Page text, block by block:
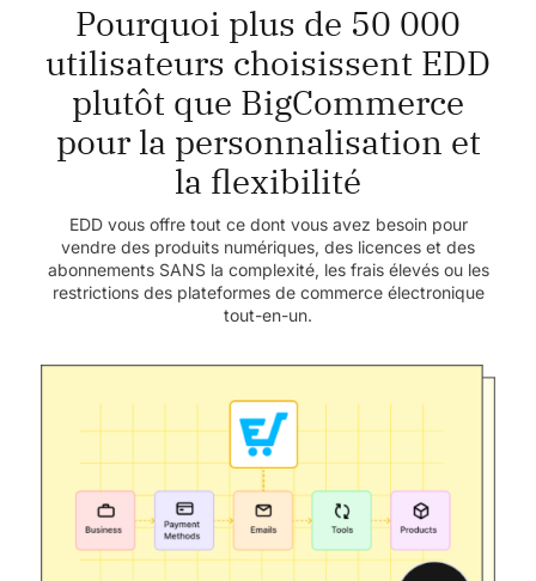
Pourquoi plus de 50 000
utilisateurs choisissent EDD
plutôt que BigCommerce
pour la personnalisation et
la flexibilité
EDD vous offre tout ce dont vous avez besoin pour
vendre des produits numériques, des licences et des
abonnements SANS la complexité, les frais élevés ou les
restrictions des plateformes de commerce électronique
tout-en-un.